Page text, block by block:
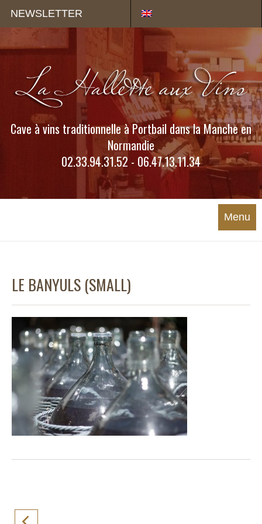
NEWSLETTER
Cave à vins traditionnelle à Portbail dans la Manche en
Normandie
02.33.94.31.52 - 06.47.13.11.34
Menu
LE BANYULS (SMALL)
Panneau de gestion des cookies